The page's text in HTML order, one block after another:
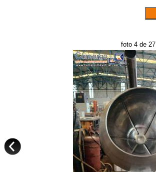
foto 4 de 27